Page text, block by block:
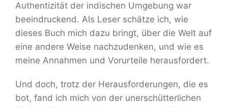
Authentizität der indischen Umgebung war
beeindruckend. Als Leser schätze ich, wie
dieses Buch mich dazu bringt, über die Welt auf
eine andere Weise nachzudenken, und wie es
meine Annahmen und Vorurteile herausfordert.
Und doch, trotz der Herausforderungen, die es
bot, fand ich mich von der unerschütterlichen